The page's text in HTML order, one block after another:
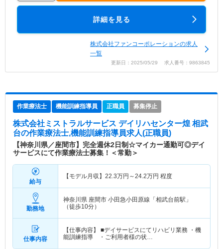
詳細を見る
株式会社ファンコーポレーションの求人
一覧
更新日：2025/05/29 求人番号：9863845
作業療法士 機能訓練指導員 正職員 募集停止
株式会社ミストラルサービス デイリハセンター煌 相武
台の作業療法士,機能訓練指導員求人(正職員)
【神奈川県／座間市】完全週休2日制☆マイカー通勤可◎デイ
サービスにて作業療法士募集！＜常勤＞
給与
【モデル月収】 22.3万円～24.2万円 程度
勤務地
神奈川県 座間市 小田急小田原線「相武台前駅」
（徒歩10分）
仕事内容
【仕事内容】 ■デイサービスにてリハビリ業務 ・機
能訓練指導 ・ご利用者様の状…